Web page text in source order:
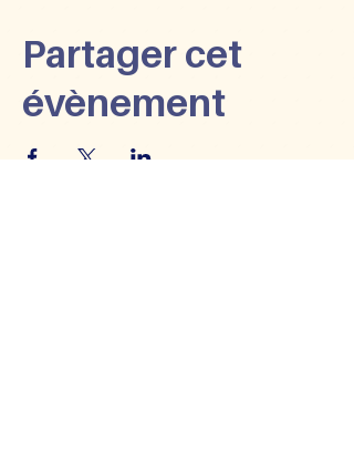
Partager cet
évènement